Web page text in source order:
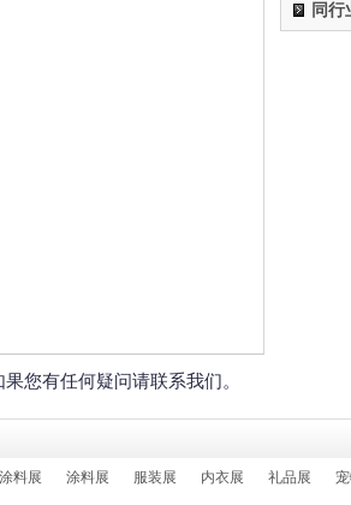
您有任何疑问请联系我们。
2024第
同行
涂料展 涂料展 服装展 内衣展 礼品展